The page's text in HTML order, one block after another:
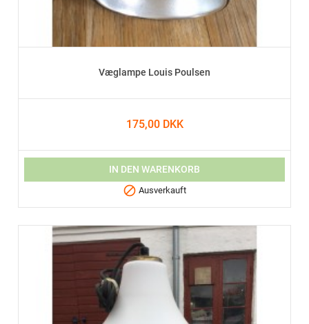
Væglampe Louis Poulsen
175,00 DKK
IN DEN WARENKORB
 Ausverkauft